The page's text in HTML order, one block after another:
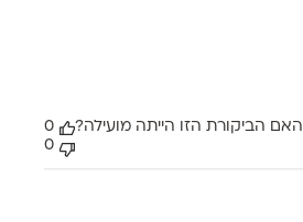
האם הביקורת הזו הייתה מועילה?
0
0